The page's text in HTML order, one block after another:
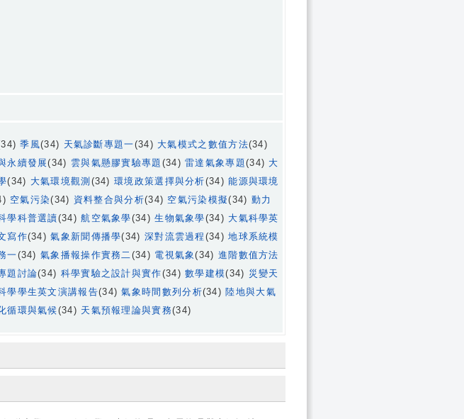
季風(34) 天氣診斷專題一(34) 大氣模式之數值方法(34)
永續發展(34) 雲與氣懸膠實驗專題 (34)雷達氣象專題(34) 大
(34) 大氣環境觀測 (34)環境政策選擇與分析(34)能源與環境
空氣污染(34) 資料整合與分析(34) 空氣污染模擬(34) 動力
學科普選讀(34)航空氣象學(34)生物氣象學(34) 大氣科學英
寫作(34)氣象新聞傳播學(34) 深對流雲過程 (34)地球系統模
一(34)氣象播報操作實務二(34) 電視氣象(34) 進階數值方法
題討論(34) 科學實驗之設計與實作(34)數學建模(34) 災變天
學學生英文演講報告(34)氣象時間數列分析(34) 陸地與大氣
循環與氣候(34) 天氣預報理論與實務(34)